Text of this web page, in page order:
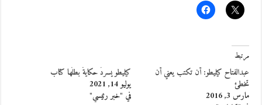
مرتبط
عبدالفتاح كيليطو: أن تكتب يعني أن
تخطئ
مارس 3, 2016
كيليطو يسردُ حكايةً بطلُها كتاب
يوليو 14, 2021
في "خبر رئيسي"